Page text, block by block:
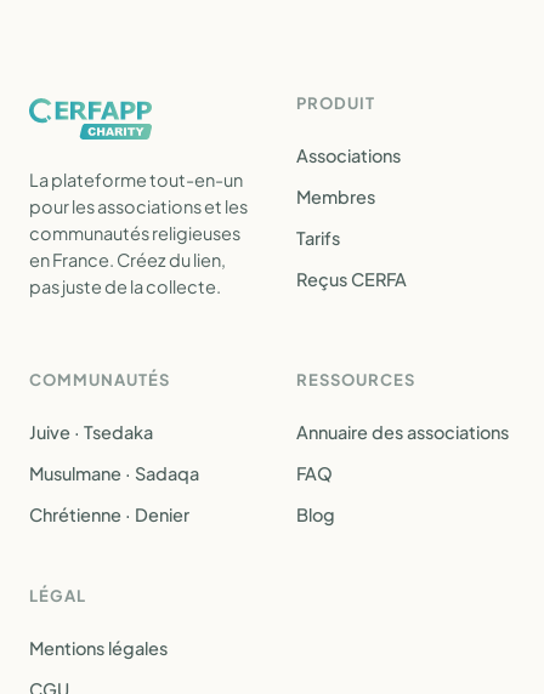
La plateforme tout-en-un
pour les associations et les
communautés religieuses
en France. Créez du lien,
pas juste de la collecte.
PRODUIT
Associations
Membres
Tarifs
Reçus CERFA
COMMUNAUTÉS
Juive · Tsedaka
Musulmane · Sadaqa
Chrétienne · Denier
RESSOURCES
Annuaire des associations
FAQ
Blog
LÉGAL
Mentions légales
CGU